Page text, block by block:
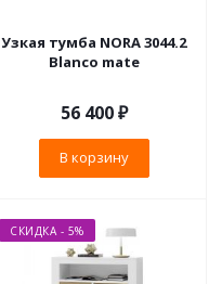
Узкая тумба NORA 3044.2
Blanco mate
56 400₽
В корзину
СКИДКА - 5%